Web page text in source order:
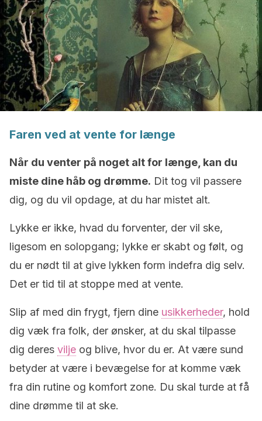
Faren ved at vente for længe
Når du venter på noget alt for længe, kan du
miste dine håb og drømme. Dit tog vil passere
dig, og du vil opdage, at du har mistet alt.
Lykke er ikke, hvad du forventer, der vil ske,
ligesom en solopgang; lykke er skabt og følt, og
du er nødt til at give lykken form indefra dig selv.
Det er tid til at stoppe med at vente.
Slip af med din frygt, fjern dine usikkerheder, hold
dig væk fra folk, der ønsker, at du skal tilpasse
dig deres vilje og blive, hvor du er. At være sund
betyder at være i bevægelse for at komme væk
fra din rutine og komfort zone. Du skal turde at få
dine drømme til at ske.